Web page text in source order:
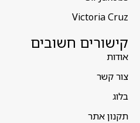
Victoria Cruz
קישורים חשובים
אודות
צור קשר
בלוג
תקנון אתר